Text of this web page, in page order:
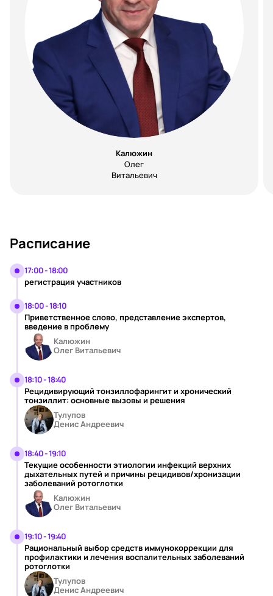
Калюжин
Олег
Витальевич
Расписание
17:00 - 18:00
регистрация участников
18:00 - 18:10
Приветственное слово, представление экспертов,
введение в проблему
Калюжин
Олег Витальевич
18:10 - 18:40
Рецидивирующий тонзиллофарингит и хронический
тонзиллит: основные вызовы и решения
Тулупов
Денис Андреевич
18:40 - 19:10
Текущие особенности этиологии инфекций верхних
дыхательных путей и причины рецидивов/хронизации
заболеваний ротоглотки
Калюжин
Олег Витальевич
19:10 - 19:40
Рациональный выбор средств иммунокоррекции для
профилактики и лечения воспалительных заболеваний
ротоглотки
Тулупов
Денис Андреевич